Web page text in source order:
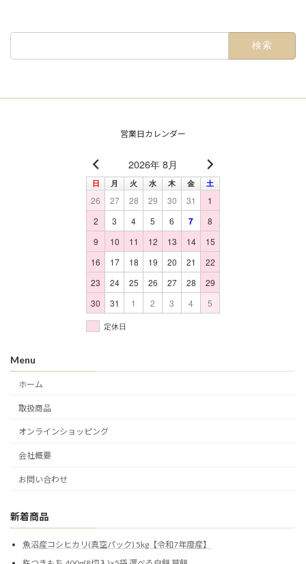
営業日カレンダー
2026年 8月
日 月 火 水 木 金 土
26 27 28 29 30 31
1
2
3 4 5 6 7
8
9
10 11 12 13 14
15
16
17 18 19 20 21
22
23
24 25 26 27 28
29
30
31 1 2 3 4 5
定休日
Menu
ホーム
取扱商品
オンラインショッピング
会社概要
お問い合わせ
新着商品
魚沼産コシヒカリ(真空パック) 5kg【令和7年度産】